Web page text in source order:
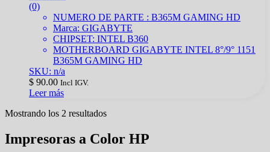
(0)
NUMERO DE PARTE : B365M GAMING HD
Marca: GIGABYTE
CHIPSET: INTEL B360
MOTHERBOARD GIGABYTE INTEL 8°/9° 1151
B365M GAMING HD
SKU: n/a
$ 90.00 Incl IGV.
Leer más
Mostrando los 2 resultadosOrdenado
los
últimos
Impresoras a Color HP